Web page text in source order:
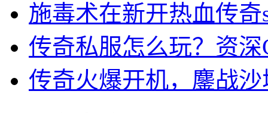
施毒术在新开热血传
传奇私服怎么玩？资
传奇火爆开机，鏖战